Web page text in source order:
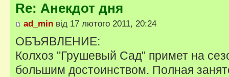
Re: Анекдот дня
ad_min від 17 лютого 2011, 20:24
ОБЪЯВЛЕНИЕ:
Колхоз "Грушевый Сад" примет на
большим достоинством. Полная